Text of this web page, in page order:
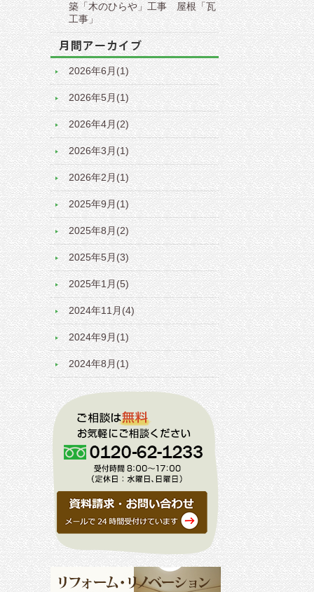
築「木のひらや」工事 屋根「瓦
工事」
2026年6月(1)
2026年5月(1)
2026年4月(2)
2026年3月(1)
2026年2月(1)
2025年9月(1)
2025年8月(2)
2025年5月(3)
2025年1月(5)
2024年11月(4)
2024年9月(1)
2024年8月(1)